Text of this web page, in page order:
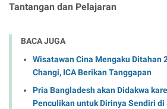
Tantangan dan Pelajaran
BACA JUGA
Wisatawan Cina Mengaku Ditahan
Changi, ICA Berikan Tanggapan
Pria Bangladesh akan Didakwa
Penculikan untuk Dirinya Sendiri di